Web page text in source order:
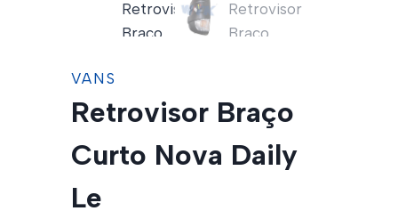
VANS
Retrovisor Braço
Curto Nova Daily
Le